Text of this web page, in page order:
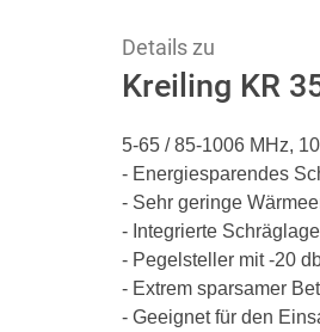
Details zu
Kreiling KR
5-65 / 85-1006 MHz,
- Energiesparendes
- Sehr geringe
- Integrierte
- Pegelsteller mit -20
- Extrem sparsamer
- Geeignet für den